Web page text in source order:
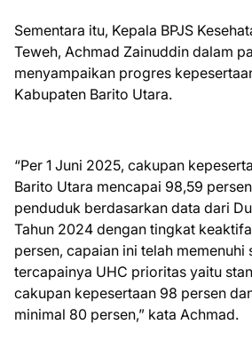
Sementara itu, Kepala BPJS
Teweh, Achmad Zainuddin dalam
menyampaikan progres
Kabupaten Barito Utara.
“Per 1 Juni 2025, cakupan
Barito Utara mencapai 98,59
penduduk berdasarkan data dari
Tahun 2024 dengan tingkat
persen, capaian ini telah memenuhi
tercapainya UHC prioritas yaitu
cakupan kepesertaan 98 persen
minimal 80 persen,” kata Achmad.